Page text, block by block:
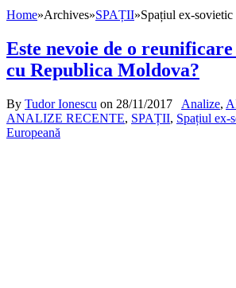
Home»Archives»SPAȚII»Spațiul ex-sovietic
Este nevoie de o
cu Republica Moldova?
By Tudor Ionescu on 28/11/2017 Analize,
ANALIZE RECENTE, SPAȚII, Spațiul ex-
Europeană